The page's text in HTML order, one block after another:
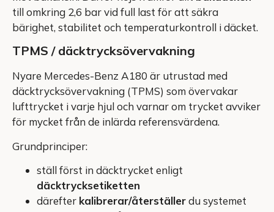
till omkring 2,6 bar vid full last för att säkra
bärighet, stabilitet och temperaturkontroll i däcket.
TPMS / däcktrycksövervakning
Nyare Mercedes-Benz A180 är utrustad med
däcktrycksövervakning (TPMS) som övervakar
lufttrycket i varje hjul och varnar om trycket avviker
för mycket från de inlärda referensvärdena.
Grundprinciper:
ställ först in däcktrycket enligt
däcktrycksetiketten
därefter kalibrerar/återställerdu systemet